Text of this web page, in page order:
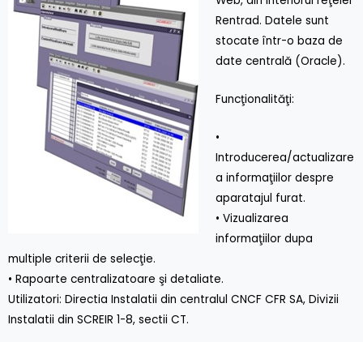
Rentrad. Datele sunt
stocate într-o baza de
date centrală (Oracle).
Funcţionalităţi:
•
Introducerea/actualizare
a informaţiilor despre
aparatajul furat.
• Vizualizarea
informaţiilor dupa
multiple criterii de selecţie.
• Rapoarte centralizatoare şi detaliate.
Utilizatori: Directia Instalatii din centralul CNCF CFR SA, Divizii
Instalatii din SCREIR 1-8, sectii CT.